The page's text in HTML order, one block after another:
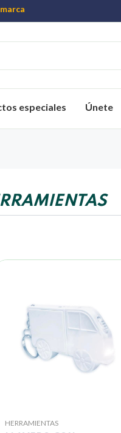
especiales Únete
HERRAMIENTAS